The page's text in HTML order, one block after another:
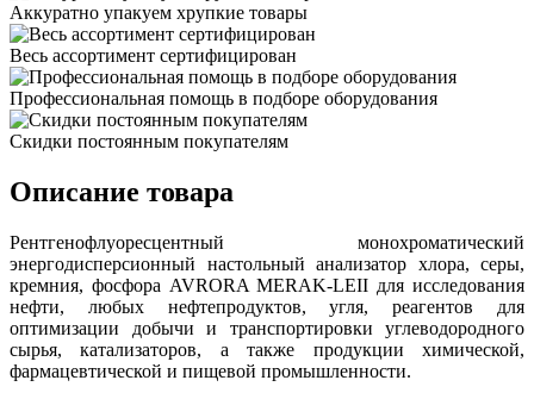
Аккуратно упакуем хрупкие товары
Весь ассортимент сертифицирован
Профессиональная помощь в подборе оборудования
Скидки постоянным покупателям
Описание товара
Рентгенофлуоресцентный монохроматический
энергодисперсионный настольный анализатор хлора, серы,
кремния, фосфора AVRORA MERAK-LEII для исследования
нефти, любых нефтепродуктов, угля, реагентов для
оптимизации добычи и транспортировки углеводородного
сырья, катализаторов, а также продукции химической,
фармацевтической и пищевой промышленности.